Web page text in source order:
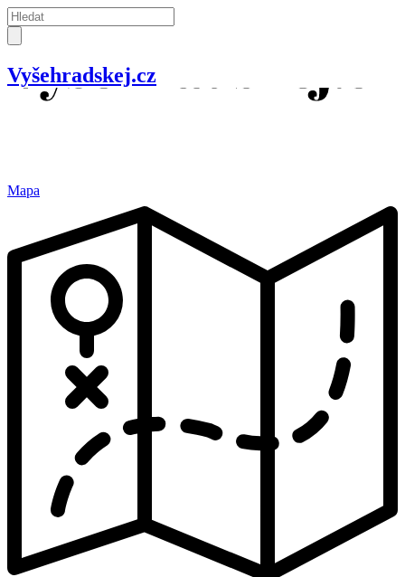
Vyšehradskej.cz
Mapa